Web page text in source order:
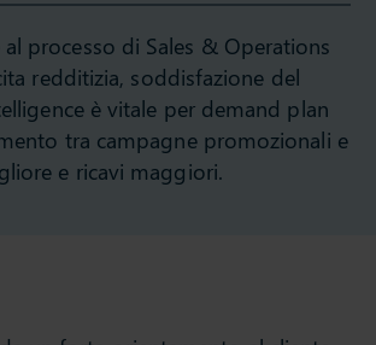
processo di Sales & Operations
redditizia, soddisfazione del
è vitale per demand plan
tra campagne promozionali e
e ricavi maggiori.